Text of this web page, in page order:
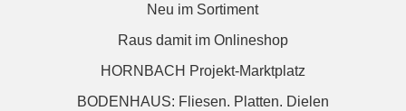
Neu im Sortiment
Raus damit im Onlineshop
HORNBACH Projekt-Marktplatz
BODENHAUS: Fliesen. Platten. Dielen